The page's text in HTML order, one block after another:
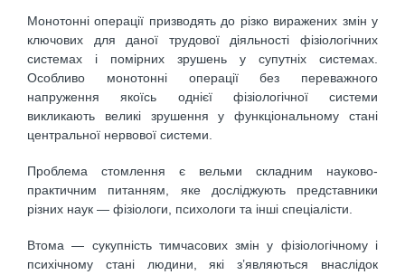
Монотонні операції призводять до різко виражених змін у
ключових для даної трудової діяльності фізіологічних
системах і помірних зрушень у супутніх системах.
Особливо монотонні операції без переважного
напруження якоїсь однієї фізіологічної системи
викликають великі зрушення у функціональному стані
центральної нервової системи.
Проблема стомлення є вельми складним науково-
практичним питанням, яке досліджують представники
різних наук — фізіологи, психологи та інші спеціалісти.
Втома — сукупність тимчасових змін у фізіологічному і
психічному стані людини, які з’являються внаслідок